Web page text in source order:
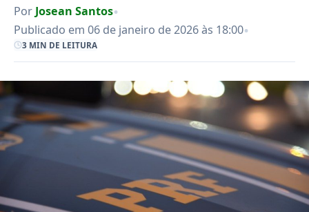
Por Josean Santos•
Publicado em 06 de janeiro de 2026 às 18:00•
3 MIN DE LEITURA